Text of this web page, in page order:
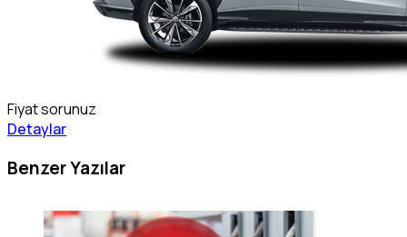
Fiyat sorunuz
Detaylar
Benzer Yazılar